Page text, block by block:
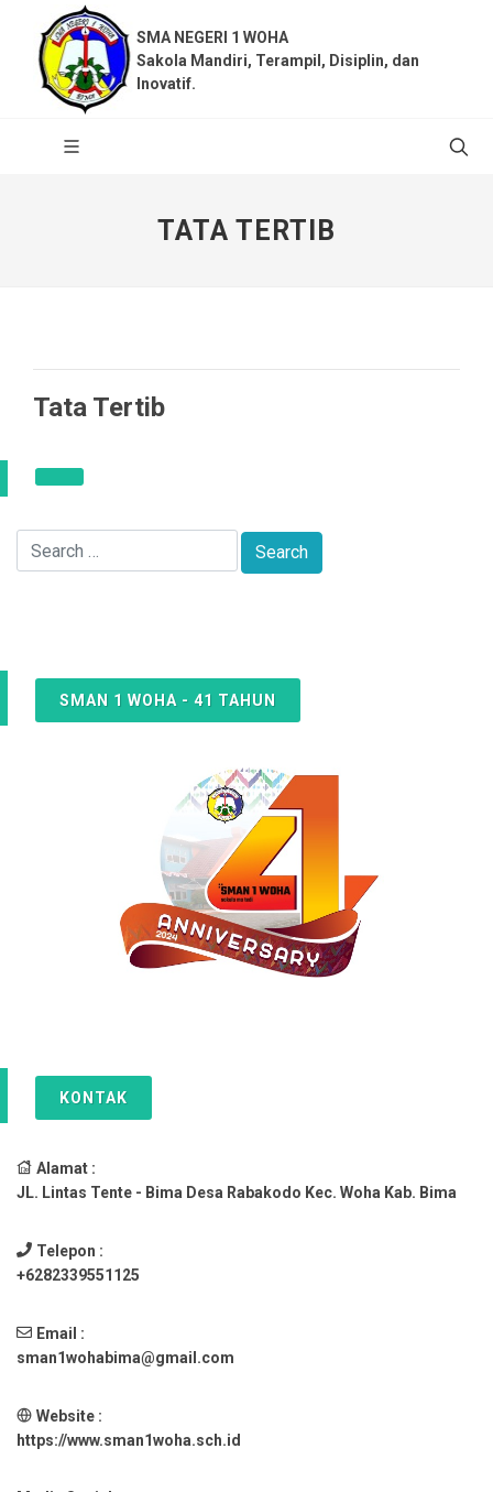
SMA NEGERI 1 WOHA
Sakola Mandiri, Terampil, Disiplin, dan
Inovatif.
TATA TERTIB
Tata Tertib
SMAN 1 WOHA - 41 TAHUN
KONTAK
Alamat :
JL. Lintas Tente - Bima Desa Rabakodo Kec. Woha Kab. Bima
Telepon :
+6282339551125
Email :
sman1wohabima@gmail.com
Website :
https://www.sman1woha.sch.id